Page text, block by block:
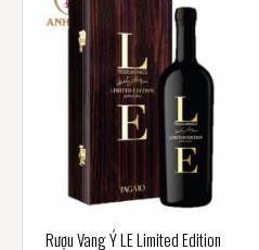
Rượu Vang Ý LE Limited Edition